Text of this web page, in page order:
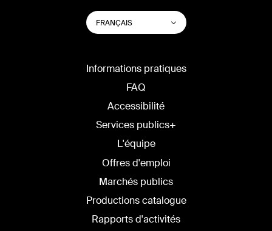
CHANGER
LA
LANGUE
FRANÇAIS Lister les actions
Informations pratiques
FAQ
Accessibilité
Services publics+
L'équipe
Offres d'emploi
Marchés publics
Productions catalogue
Rapports d'activités